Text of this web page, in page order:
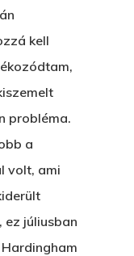
kell
probléma.
a
volt, ami
ez júliusban
Akkor A Balta
Pitli
A Hűtlen
Be-Fektetést,
FELICITÁ
Look At This!
is an optional,
off canvas
Salient